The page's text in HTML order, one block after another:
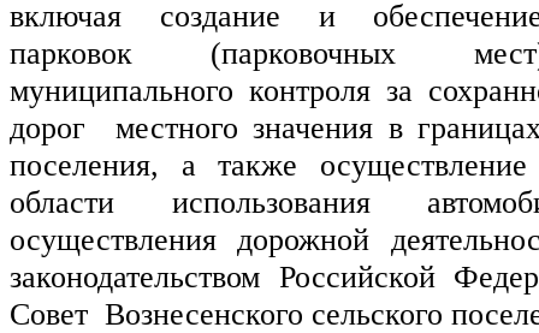
включая создание и
парковок (парковочных
муниципального контроля за
дорог  местного значения в
поселения, а также
области использования
осуществления дорожной
законодательством Российской
Совет  Вознесенского сельского